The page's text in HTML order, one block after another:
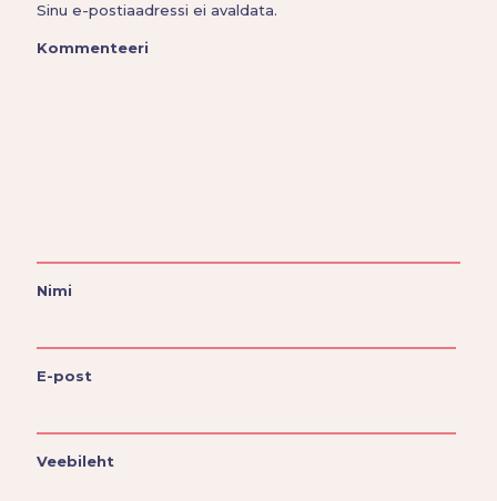
Sinu e-postiaadressi ei avaldata.
Kommenteeri
Nimi
E-post
Veebileht